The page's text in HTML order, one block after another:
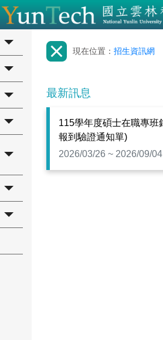
現在位置： 招生資訊網
最新訊息
115學年度碩士在職專班
報到驗證通知單)
2026/03/26 ~ 2026/09/04